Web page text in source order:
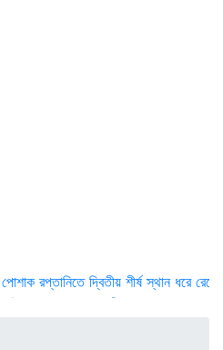
রপ্তানিতে দ্বিতীয় শীর্ষ স্থান ধরে রেখেছে
হাসপাতালের বিশাল সভা লন্ড‌নে অনুষ্ঠিত